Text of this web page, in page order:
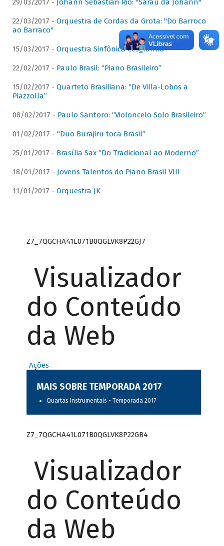
29/03/2017 - Johann Sebastian Rio: "Sarau da Johann"
22/03/2017 - Orquestra de Cordas da Grota: "Do Barroco
ao Barraco"
15/03/2017 - Orquestra Sinfônica Cesgranrio
22/02/2017 - Paulo Brasil: “Piano Brasileiro”
15/02/2017 - Quarteto Brasiliana: “De Villa-Lobos a
Piazzolla”
08/02/2017 - Paulo Santoro: “Violoncelo Solo Brasileiro”
01/02/2017 - "Duo Burajiru toca Brasil”
25/01/2017 - Brasília Sax “Do Tradicional ao Moderno”
18/01/2017 - Jovens Talentos do Piano Brasil VIII
11/01/2017 - Orquestra JK
Z7_7QGCHA41L071B0QGLVK8P22GJ7
Visualizador
do Conteúdo
da Web
Ações
MAIS SOBRE TEMPORADA 2017
Quartas Instrumentais - Temporada 2017
Z7_7QGCHA41L071B0QGLVK8P22GB4
Visualizador
do Conteúdo
da Web